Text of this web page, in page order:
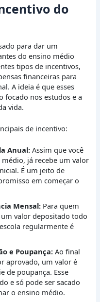
do
para dar um
do ensino médio
tipos de incentivos,
financeiras para
A ideia é que esses
focado nos estudos e a
vida.
de incentivo:
Anual: Assim que você
já recebe um valor
É um jeito de
em começar o
Mensal: Para quem
valor depositado todo
regularmente é
e Poupança: Ao final
aprovado, um valor é
de poupança. Esse
e só pode ser sacado
o ensino médio.